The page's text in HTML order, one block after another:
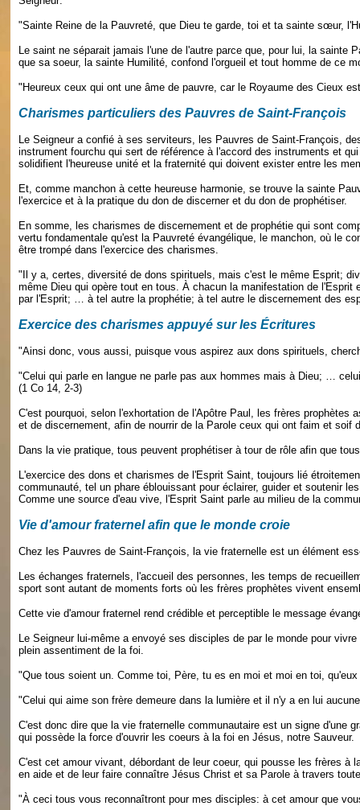
"Sainte Reine de la Pauvreté, que Dieu te garde, toi et ta sainte sœur,
Le saint ne séparait jamais l'une de l'autre parce que, pour lui, la
que sa soeur, la sainte Humilité, confond l'orgueil et tout homme de ce
"Heureux ceux qui ont une âme de pauvre, car le Royaume des Cieux
Charismes particuliers des Pauvres de Saint-François
Le Seigneur a confié à ses serviteurs, les Pauvres de Saint-François,
instrument fourchu qui sert de référence à l'accord des instruments et
solidifient l'heureuse unité et la fraternité qui doivent exister entre les
Et, comme manchon à cette heureuse harmonie, se trouve la sainte
l'exercice et à la pratique du don de discerner et du don de prophétiser.
En somme, les charismes de discernement et de prophétie qui sont
vertu fondamentale qu'est la Pauvreté évangélique, le manchon, où le
être trompé dans l'exercice des charismes.
"Il y a, certes, diversité de dons spirituels, mais c'est le même Esprit;
même Dieu qui opère tout en tous. À chacun la manifestation de
par l'Esprit; … à tel autre la prophétie; à tel autre le discernement des
Exercice des charismes appuyé sur les Écritures
"Ainsi donc, vous aussi, puisque vous aspirez aux dons spirituels,
"Celui qui parle en langue ne parle pas aux hommes mais à Dieu; …
(1 Co 14, 2-3)
C'est pourquoi, selon l'exhortation de l'Apôtre Paul, les frères
et de discernement, afin de nourrir de la Parole ceux qui ont faim et soif
Dans la vie pratique, tous peuvent prophétiser à tour de rôle afin que
L'exercice des dons et charismes de l'Esprit Saint, toujours lié
communauté, tel un phare éblouissant pour éclairer, guider et soutenir
Comme une source d'eau vive, l'Esprit Saint parle au milieu de la
Vie d'amour fraternel afin que le monde croie
Chez les Pauvres de Saint-François, la vie fraternelle est un élément
Les échanges fraternels, l'accueil des personnes, les temps de
sport sont autant de moments forts où les frères prophètes vivent
Cette vie d'amour fraternel rend crédible et perceptible le message
Le Seigneur lui-même a envoyé ses disciples de par le monde pour
plein assentiment de la foi.
"Que tous soient un. Comme toi, Père, tu es en moi et moi en toi,
"Celui qui aime son frère demeure dans la lumière et il n'y a en lui
C'est donc dire que la vie fraternelle communautaire est un signe d'une
qui possède la force d'ouvrir les coeurs à la foi en Jésus, notre Sauveur.
C'est cet amour vivant, débordant de leur coeur, qui pousse les frères
en aide et de leur faire connaître Jésus Christ et sa Parole à travers
"À ceci tous vous reconnaîtront pour mes disciples: à cet amour que